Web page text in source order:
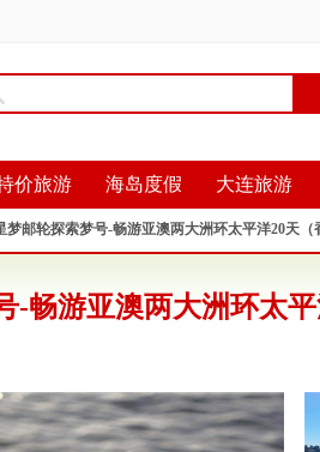
价旅游 海岛度假 大连旅游
梦邮轮探索梦号-畅游亚澳两大洲环太平洋20天（
畅游亚澳两大洲环太平